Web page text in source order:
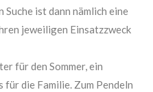
ist dann nämlich eine
jeweiligen Einsatzzweck
für den Sommer, ein
die Familie. Zum Pendeln